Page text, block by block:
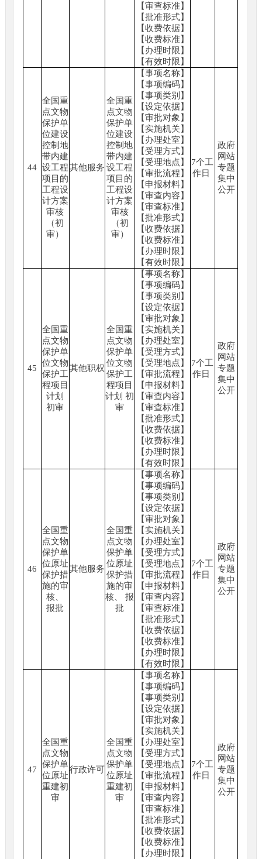
【审查标准】
【批准形式】
【收费依据】
【收费标准】
【办理时限】
【有效时限】
44
全国重
点文物
保护单
位建设
控制地
带内建
设工程
项目的
工程设
计方案
审核
（初
审）
其他服务
全国重
点文物
保护单
位建设
控制地
带内建
设工程
项目的
工程设
计方案
审核
（初
审）
【事项名称】
【事项编码】
【事项类别】
【设定依据】
【审批对象】
【实施机关】
【办理处室】
【受理方式】
【受理地点】
【审批流程】
【申报材料】
【审查内容】
【审查标准】
【批准形式】
【收费依据】
【收费标准】
【办理时限】
【有效时限】
7个工
作日
政府
网站
专题
集中
公开
45
全国重
点文物
保护单
位文物
保护工
程项目
计划
初审
其他职权
全国重
点文物
保护单
位文物
保护工
程项目
计划 初
审
【事项名称】
【事项编码】
【事项类别】
【设定依据】
【审批对象】
【实施机关】
【办理处室】
【受理方式】
【受理地点】
【审批流程】
【申报材料】
【审查内容】
【审查标准】
【批准形式】
【收费依据】
【收费标准】
【办理时限】
【有效时限】
7个工
作日
政府
网站
专题
集中
公开
46
全国重
点文物
保护单
位原址
保护措
施的审
核、
报批
其他服务
全国重
点文物
保护单
位原址
保护措
施的审
核、 报
批
【事项名称】
【事项编码】
【事项类别】
【设定依据】
【审批对象】
【实施机关】
【办理处室】
【受理方式】
【受理地点】
【审批流程】
【申报材料】
【审查内容】
【审查标准】
【批准形式】
【收费依据】
【收费标准】
【办理时限】
【有效时限】
7个工
作日
政府
网站
专题
集中
公开
47
全国重
点文物
保护单
位原址
重建初
审
行政许可
全国重
点文物
保护单
位原址
重建初
审
【事项名称】
【事项编码】
【事项类别】
【设定依据】
【审批对象】
【实施机关】
【办理处室】
【受理方式】
【受理地点】
【审批流程】
【申报材料】
【审查内容】
【审查标准】
【批准形式】
【收费依据】
【收费标准】
【办理时限】
7个工
作日
政府
网站
专题
集中
公开